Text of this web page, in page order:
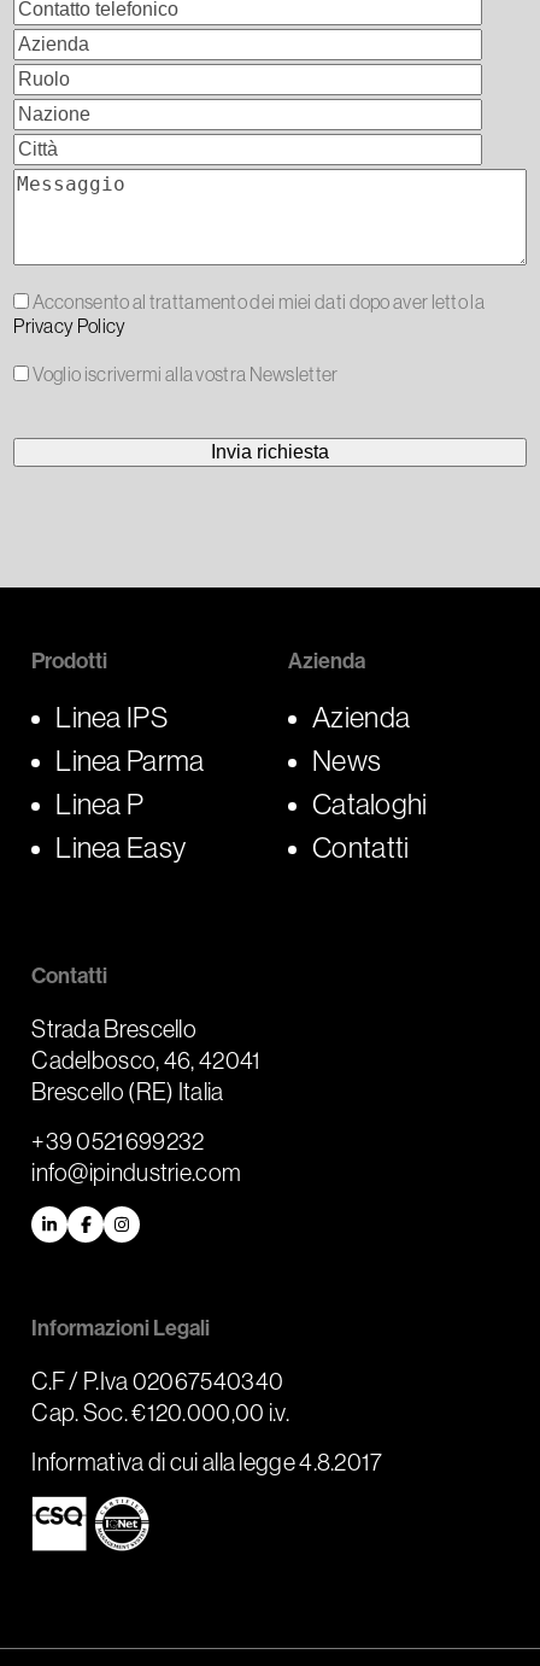
Acconsento al trattamento dei miei dati dopo aver letto la
Privacy Policy
Voglio iscrivermi alla vostra Newsletter
Prodotti
Linea IPS
Linea Parma
Linea P
Linea Easy
Azienda
Azienda
News
Cataloghi
Contatti
Contatti
Strada Brescello
Cadelbosco, 46, 42041
Brescello (RE) Italia
+39 0521699232
info@ipindustrie.com
LinkedInFacebookInstagram
Informazioni Legali
C.F / P.Iva 02067540340
Cap. Soc. €120.000,00 i.v.
Informativa di cui alla legge 4.8.2017